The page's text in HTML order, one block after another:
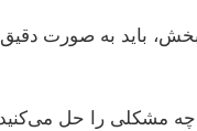
باید به صورت
چه مشکلی را حل